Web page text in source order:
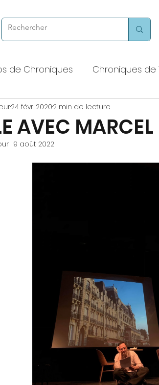
de Chroniques Chroniques de
à voix haute Chroniques
Chroniques littéraires
AVEC MARCEL
24 févr. 20202 min de lecture
: 9 août 2022